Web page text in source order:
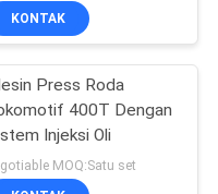
KONTAK
Press Roda
400T Dengan
Injeksi Oli
MOQ:Satu set